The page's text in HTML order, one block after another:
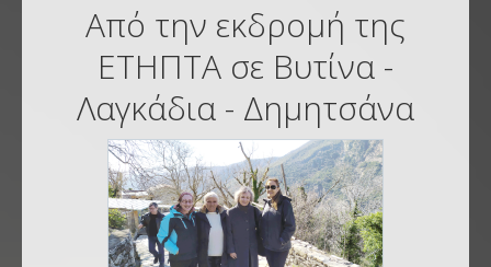
Από την εκδρομή της
ΕΤΗΠΤΑ σε Βυτίνα -
Λαγκάδια - Δημητσάνα